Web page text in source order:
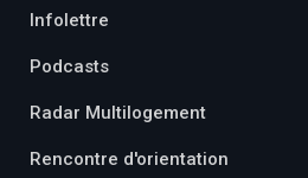
Infolettre
Podcasts
Radar Multilogement
Rencontre d'orientation